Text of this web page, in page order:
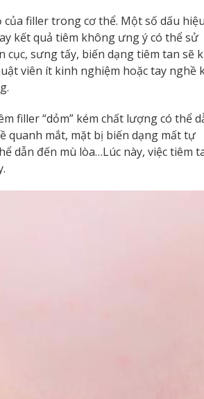
filler trong cơ thể. Một số dấu hiệu
kết quả tiêm không ưng ý có thể sử
sưng tấy, biến dạng tiêm tan sẽ
viên ít kinh nghiệm hoặc tay nghề
filler “dỏm” kém chất lượng có thể
quanh mắt, mặt bị biến dạng mất tự
dẫn đến mù lòa…Lúc này, việc tiêm